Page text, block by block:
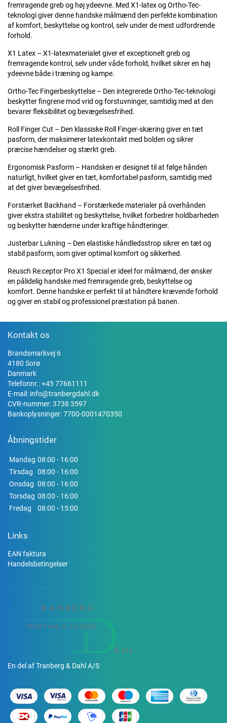
fremragende greb og høj ydeevne. Med X1-latex og Ortho-Tec-
teknologi giver denne handske målmænd den perfekte kombination
af komfort, beskyttelse og kontrol, selv under de mest udfordrende
forhold.
X1 Latex – X1-latexmaterialet giver et exceptionelt greb og
fremragende kontrol, selv under våde forhold, hvilket sikrer en høj
ydeevne både i træning og kampe.
Ortho-Tec Fingerbeskyttelse – Den integrerede Ortho-Tec-teknologi
beskytter fingrene mod vrid og forstuvninger, samtidig med at den
bevarer fleksibilitet og bevægelsesfrihed.
Roll Finger Cut – Den klassiske Roll Finger-skæring giver en tæt
pasform, der maksimerer latexkontakt med bolden og sikrer
præcise hændelser og stærkt greb.
Ergonomisk Pasform – Handsken er designet til at følge hånden
naturligt, hvilket giver en tæt, komfortabel pasform, samtidig med
at det giver bevægelsesfrihed.
Forstærket Backhand – Forstærkede materialer på overhånden
giver ekstra stabilitet og beskyttelse, hvilket forbedrer holdbarheden
og beskytter hænderne under kraftige håndteringer.
Justerbar Lukning – Den elastiske håndledsstrop sikrer en tæt og
stabil pasform, som giver optimal komfort og sikkerhed.
Reusch Re:ceptor Pro X1 Special er ideel for målmænd, der ønsker
en pålidelig handske med fremragende greb, beskyttelse og
komfort. Denne handske er perfekt til at håndtere krævende forhold
og giver en stabil og professionel præstation på banen.
Kontakt os
Brandsmarkvej 6
4180 Sorø
Danmark
Telefonnr.:+45 77661111
E-mail: info@tranbergdahl.dk
CVR-nummer: 3738 3597
Bankoplysninger: 7700-0001470350
Åbningstider
Mandag 08:00 - 16:00
Tirsdag
08:00 - 16:00
Onsdag 08:00 - 16:00
Torsdag 08:00 - 16:00
Fredag
08:00 - 15:00
Links
EAN faktura
Handelsbetingelser
En del af Tranberg & Dahl A/S